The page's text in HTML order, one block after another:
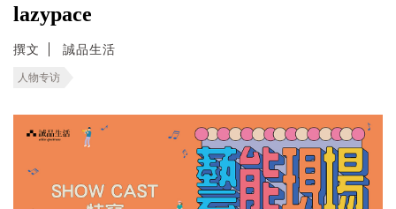
lazypace
撰文 誠品生活
人物专访